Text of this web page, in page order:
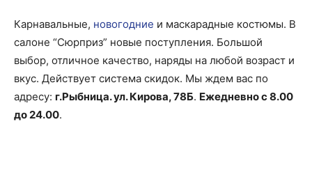
Карнавальные, новогодние и маскарадные костюмы. В
салоне “Сюрприз” новые поступления. Большой
выбор, отличное качество, наряды на любой возраст и
вкус. Действует система скидок. Мы ждем вас по
адресу: г.Рыбница. ул. Кирова, 78Б. Ежедневно с 8.00
до 24.00.